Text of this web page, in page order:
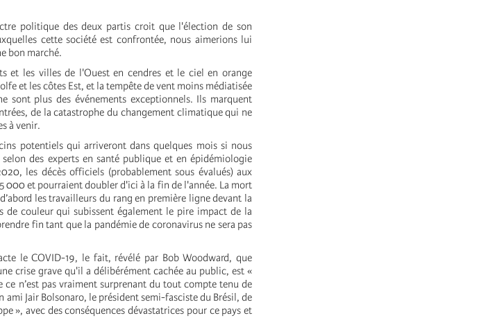
politique des deux partis croit que l'élection de son
cette société est confrontée, nous aimerions lui
bon marché.
et les villes de l'Ouest en cendres et le ciel en orange
et les côtes Est, et la tempête de vent moins médiatisée
sont plus des événements exceptionnels. Ils marquent
de la catastrophe du changement climatique qui ne
à venir.
potentiels qui arriveront dans quelques mois si nous
des experts en santé publique et en épidémiologie
les décès officiels (probablement sous évalués) aux
000 et pourraient doubler d'ici à la fin de l'année. La mort
les travailleurs du rang en première ligne devant la
de couleur qui subissent également le pire impact de la
fin tant que la pandémie de coronavirus ne sera pas
le COVID-19, le fait, révélé par Bob Woodward, que
crise grave qu'il a délibérément cachée au public, est «
n’est pas vraiment surprenant du tout compte tenu de
ami Jair Bolsonaro, le président semi-fasciste du Brésil, de
», avec des conséquences dévastatrices pour ce pays et